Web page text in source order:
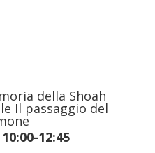
della Shoah
Il passaggio del
12:45